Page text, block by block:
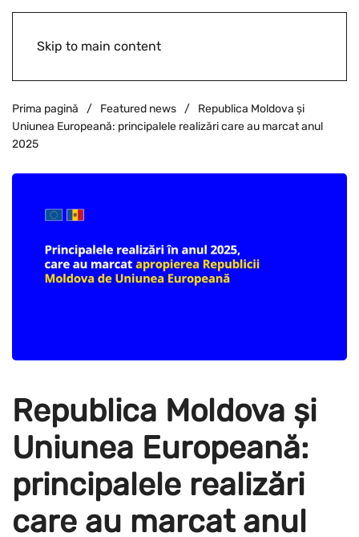
Skip to main content
Prima pagină Featured news
Republica Moldova și
Uniunea Europeană: principalele realizări care au marcat anul
2025
Republica Moldova și
Uniunea Europeană:
principalele realizări
care au marcat anul